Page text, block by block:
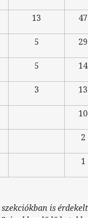
13 47
5 29
5 14
3 13
10
2
1
is